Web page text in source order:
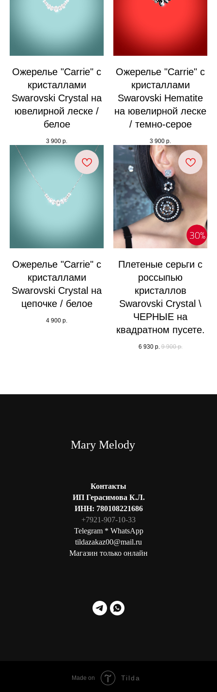
Ожерелье "Carrie" с
кристаллами
Swarovski Crystal на
ювелирной леске /
белое
3 900 р.
Ожерелье "Carrie" с
кристаллами
Swarovski Hematite
на ювелирной леске
/ темно-серое
3 900 р.
Ожерелье "Carrie" с
кристаллами
Swarovski Crystal на
цепочке / белое
4 900 р.
Плетеные серьги с
россыпью
кристаллов
Swarovski Crystal \
ЧЕРНЫЕ на
квадратном пусете.
6 930 р. 9 900 р.
Mary Melody
Контакты
ИП Герасимова К.Л.
ИНН: 780108221686
+7921-907-10-33
Telegram * WhatsApp
tildazakaz00@mail.ru
Магазин только онлайн
Made on Tilda